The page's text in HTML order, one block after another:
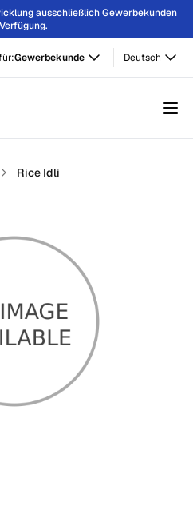
ausschließlich Gewerbekunden
Gewerbekunde Deutsch
Rice Idli